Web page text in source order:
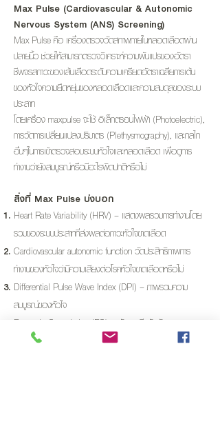
Max Pulse (Cardiovascular & Autonomic
Nervous System (ANS) Screening)
Max Pulse คือ เครื่องตรวจวัดสภาพภายในหลอดเลือดผ่าน
ปลายนิ้ว ช่วยให้สามารถตรวจวิเคราะห์ความผันแปรของอัตรา
ชีพจรสภาวะของเส้นเลือดระดับความเครียดอัตราเฉลี่ยการเต้น
ของหัวใจความยืดหยุ่นของหลอดเลือดและความสมดุลของระบบ
ประสาท
โดยเครื่อง maxpulse จะใช้ อิเล็กตรอนไฟฟ้า (Photoelectric),
การวัดการเปลี่ยนแปลงปริมาตร (Plethysmography), และกลไก
อื่นๆในการเข้าตรวจสอบระบบหัวใจและหลอดเลือด เพื่อดูการ
ทำงานว่ายังสมบูรณ์หรือมีอะไรผิดปกติหรือไม่
สิ่งที่ Max Pulse บ่งบอก
Heart Rate Variability (HRV) – แสดงผลรวมการทำงานโดย
รวมของระบบประสาทที่ส่งผลต่อภาวะหัวใจขาดเลือด
Cardiovascular autonomic function วัดประสิทธิภาพการ
ทำงานของหัวใจว่ามีความเสียงต่อโรคหัวใจขาดเลือดหรือไม่
Differential Pulse Wave Index (DPI) – ภาพรวมความ
สมบูรณ์ของหัวใจ
Eccentric Constriction (EC) – วัดแรงบีบรัดตัวของ
เส้นเลือดหัวใจจากห้องล่างซ้าย